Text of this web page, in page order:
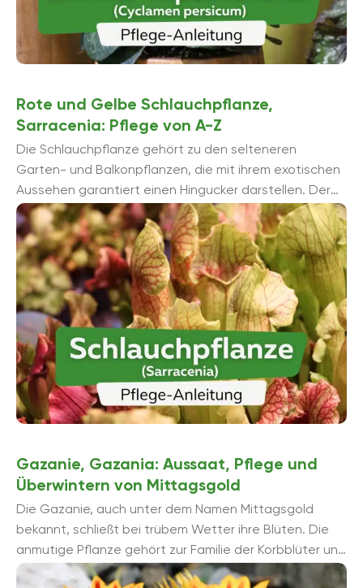
Rote und Gelbe Schlauchpflanze,
Sarracenia: Pflege von A-Z
Die Schlauchpflanze gehört zu den selteneren
Garten- und Balkonpflanzen, die mit ihrem exotischen
Aussehen garantiert einen Hingucker darstellen. Der
marmorierte, lange Schlauch mit seiner Haube ist eine
besondere Pflanzenart, ...
Gazanie, Gazania: Aussaat, Pflege und
Überwintern von Mittagsgold
Die Gazanie, auch unter dem Namen Mittagsgold
bekannt, schließt bei trübem Wetter ihre Blüten. Die
anmutige Pflanze gehört zur Familie der Korbblüter und
kommt ursprü...